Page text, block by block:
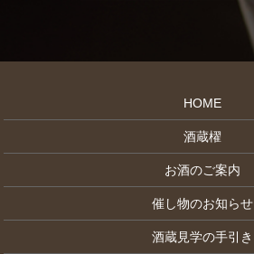
HOME
酒蔵櫂
お酒のご案内
催し物のお知らせ
酒蔵見学の手引き